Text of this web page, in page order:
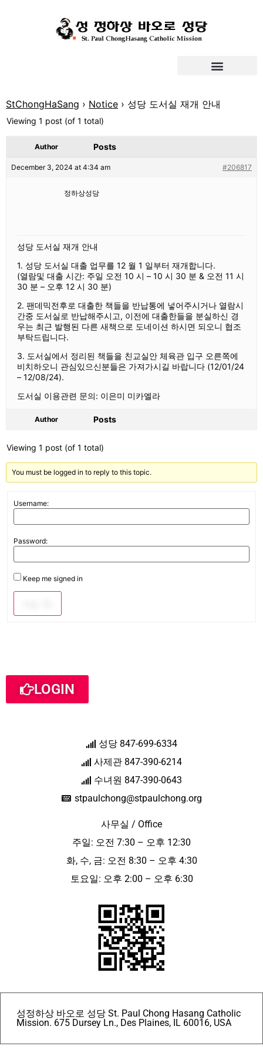
StChongHaSang › Notice › 성당 도서실 재개 안내
Viewing 1 post (of 1 total)
Author Posts
December 3, 2024 at 4:34 am #206817
정하상성당
성당 도서실 재개 안내
1. 성당 도서실 대출 업무를 12 월 1 일부터 재개합니다.
(열람및 대출 시간: 주일 오전 10 시 – 10 시 30 분 & 오전 11 시
30 분 – 오후 12 시 30 분)
2. 팬데믹전후로 대출한 책들을 반납통에 넣어주시거나 열람시
간중 도서실로 반납해주시고, 이전에 대출한들을 분실하신 경
우는 최근 발행된 다른 새책으로 도네이션 하시면 되오니 협조
부탁드립니다.
3. 도서실에서 정리된 책들을 친교실안 체육관 입구 오른쪽에
비치하오니 관심있으신분들은 가져가시길 바랍니다 (12/01/24
– 12/08/24).
도서실 이용관련 문의: 이은미 미카엘라
Author Posts
Viewing 1 post (of 1 total)
You must be logged in to reply to this topic.
Username:
Password:
Keep me signed in
LOGIN
성당 847-699-6334
사제관 847-390-6214
수녀원 847-390-0643
stpaulchong@stpaulchong.org
사무실 / Office
주일: 오전 7:30 – 오후 12:30
화, 수, 금: 오전 8:30 – 오후 4:30
토요일: 오후 2:00 – 오후 6:30
성정하상 바오로 성당 St. Paul Chong Hasang Catholic
Mission. 675 Dursey Ln., Des Plaines, IL 60016, USA